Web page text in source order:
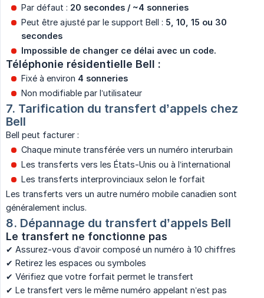
Par défaut : 20 secondes / ~4 sonneries
Peut être ajusté par le support Bell : 5, 10, 15 ou 30
secondes
Impossible de changer ce délai avec un code.
Téléphonie résidentielle Bell :
Fixé à environ 4 sonneries
Non modifiable par l’utilisateur
7. Tarification du transfert d’appels chez
Bell
Bell peut facturer :
Chaque minute transférée vers un numéro interurbain
Les transferts vers les États-Unis ou à l’international
Les transferts interprovinciaux selon le forfait
Les transferts vers un autre numéro mobile canadien sont
généralement inclus.
8. Dépannage du transfert d’appels Bell
Le transfert ne fonctionne pas
✔ Assurez-vous d’avoir composé un numéro à 10 chiffres
✔ Retirez les espaces ou symboles
✔ Vérifiez que votre forfait permet le transfert
✔ Le transfert vers le même numéro appelant n’est pas